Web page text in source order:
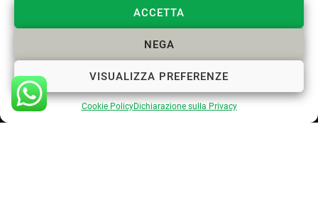
ACCETTA
NEGA
VISUALIZZA PREFERENZE
Cookie PolicyDichiarazione sulla Privacy